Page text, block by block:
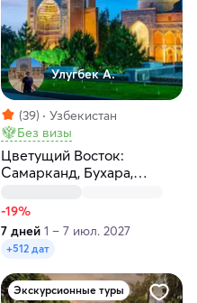
Улугбек А.
(39)
Узбекистан
Без визы
Цветущий Восток:
Самарканд, Бухара,
-19%
7 дней 1 – 7 июл. 2027
+512 дат
Экскурсионные туры